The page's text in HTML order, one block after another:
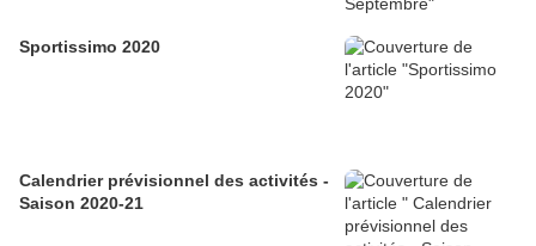
Sportissimo 2020
Calendrier prévisionnel des activités -
Saison 2020-21